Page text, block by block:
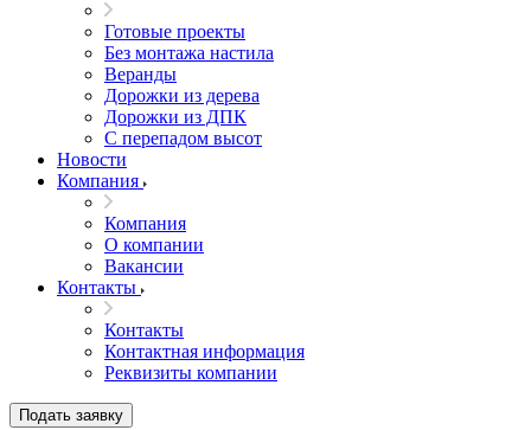
Готовые проекты
Без монтажа настила
Веранды
Дорожки из дерева
Дорожки из ДПК
С перепадом высот
Новости
Компания
Компания
О компании
Вакансии
Контакты
Контакты
Контактная информация
Реквизиты компании
Подать заявку